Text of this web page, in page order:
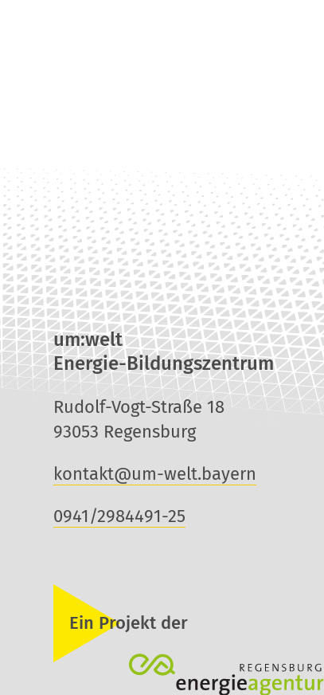
um:welt
Energie-Bildungszentrum
Rudolf-Vogt-Straße 18
93053 Regensburg
kontakt@um-welt.bayern
0941/2984491-25
Ein Projekt der